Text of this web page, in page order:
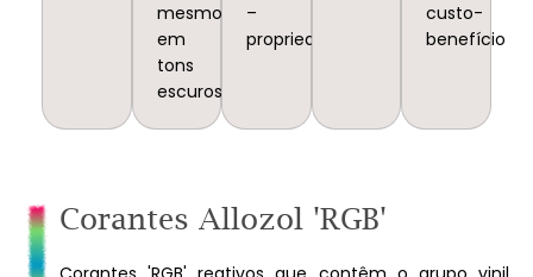
mesmo
em
tons
escuros.
–
propriedades
custo-
benefício
Corantes Allozol 'RGB'